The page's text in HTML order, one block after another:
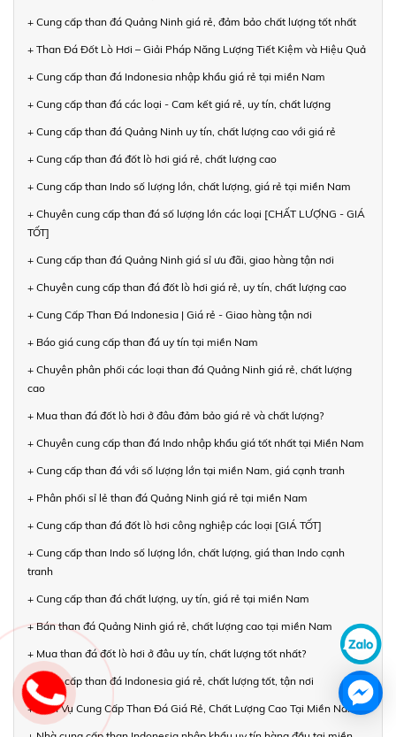
+ Cung cấp than đá Quảng Ninh giá rẻ, đảm bảo chất lượng tốt nhất
+ Than Đá Đốt Lò Hơi – Giải Pháp Năng Lượng Tiết Kiệm và Hiệu Quả
+ Cung cấp than đá Indonesia nhập khẩu giá rẻ tại miền Nam
+ Cung cấp than đá các loại - Cam kết giá rẻ, uy tín, chất lượng
+ Cung cấp than đá Quảng Ninh uy tín, chất lượng cao với giá rẻ
+ Cung cấp than đá đốt lò hơi giá rẻ, chất lượng cao
+ Cung cấp than Indo số lượng lớn, chất lượng, giá rẻ tại miền Nam
+ Chuyên cung cấp than đá số lượng lớn các loại [CHẤT LƯỢNG - GIÁ
TỐT]
+ Cung cấp than đá Quảng Ninh giá sỉ ưu đãi, giao hàng tận nơi
+ Chuyên cung cấp than đá đốt lò hơi giá rẻ, uy tín, chất lượng cao
+ Cung Cấp Than Đá Indonesia | Giá rẻ - Giao hàng tận nơi
+ Báo giá cung cấp than đá uy tín tại miền Nam
+ Chuyên phân phối các loại than đá Quảng Ninh giá rẻ, chất lượng
cao
+ Mua than đá đốt lò hơi ở đâu đảm bảo giá rẻ và chất lượng?
+ Chuyên cung cấp than đá Indo nhập khẩu giá tốt nhất tại Miền Nam
+ Cung cấp than đá với số lượng lớn tại miền Nam, giá cạnh tranh
+ Phân phối sỉ lẻ than đá Quảng Ninh giá rẻ tại miền Nam
+ Cung cấp than đá đốt lò hơi công nghiệp các loại [GIÁ TỐT]
+ Cung cấp than Indo số lượng lớn, chất lượng, giá than Indo cạnh
tranh
+ Cung cấp than đá chất lượng, uy tín, giá rẻ tại miền Nam
+ Bán than đá Quảng Ninh giá rẻ, chất lượng cao tại miền Nam
+ Mua than đá đốt lò hơi ở đâu uy tín, chất lượng tốt nhất?
+ Cung cấp than đá Indonesia giá rẻ, chất lượng tốt, tận nơi
+ Dịch Vụ Cung Cấp Than Đá Giá Rẻ, Chất Lượng Cao Tại Miền Nam